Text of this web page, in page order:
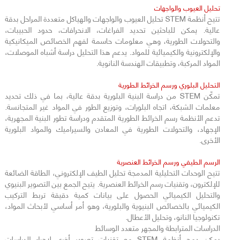
تحليل العيوب والواجهات
تتيح أنظمة STEM تحليل العيوب والواجهات والهياكل متعددة المراحل بدقة
عالية. يمكن للباحثين تحديد الفراغات، الانحرافات، حدود الحبيبات،
والتحولات الطورية، وهي معلومات حاسمة لفهم الخصائص الميكانيكية
والإلكترونية والكيميائية للمواد. يدعم هذا التحليل دراسة أشباه الموصلات،
المواد المركبة، وتطبيقات الهندسة النانوية.
التحليل البلوري ورسم الخرائط الطورية
تمكّن STEM من دراسة البنية البلورية بدقة عالية، بما في ذلك تحديد
معلمات الشبكة، اتجاه البلورات، وتوزيع الطور في المواد غير المتجانسة.
تدعم الأنظمة رسم الخرائط الطورية المتقدم ودراسة تطور البنية المجهرية،
الإجهاد، والتحولات الطورية في المعادن والسيراميك والمواد البلورية
الأخرى.
الرسم الطيفي ورسم الخرائط العنصرية
تتيح الوحدات التحليلية المدمجة تحليل الطيف الإلكتروني، الطاقة الضائعة
للإلكترون، وتقنيات رسم الخرائط العنصرية. يتيح الجمع بين التصوير البنيوي
والتحليل الكيميائي الحصول على بيانات كمية دقيقة تربط التركيب
الكيميائي بالخصائص البنيوية والبلورية، وهو أمر أساسي لأبحاث المواد،
تكنولوجيا النانو، وتحليل الأعطال.
الدراسات المترابطة والمجهر متعدد الوسائط